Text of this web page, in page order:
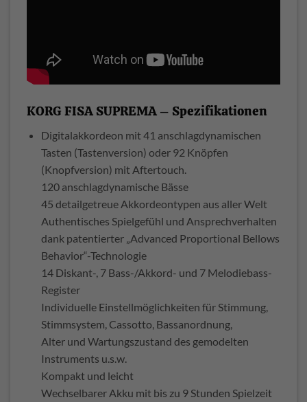
KORG FISA SUPREMA – Spezifikationen
Digitalakkordeon mit 41 anschlagdynamischen
Tasten (Tastenversion) oder 92 Knöpfen
(Knopfversion) mit Aftertouch.
120 anschlagdynamische Bässe
45 detailgetreue Akkordeontypen aus aller Welt
Authentisches Spielgefühl und Ansprechverhalten
dank patentierter „Advanced Proportional Bellows
Behavior“-Technologie
14 Diskant-, 7 Bass-/Akkord- und 7 Melodiebass-
Register
Individuelle Einstellmöglichkeiten für Stimmung,
Stimmsystem, Cassotto, Bassanordnung,
Alter und Wartungszustand des gemodelten
Instruments u.s.w.
Kompakt und leicht
Wechselbarer Akku mit bis zu 9 Stunden Spielzeit